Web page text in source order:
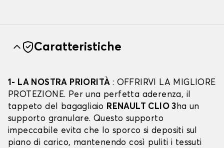
Caratteristiche
1- LA NOSTRA PRIORITÀ : OFFRIRVI LA MIGLIORE
PROTEZIONE. Per una perfetta aderenza, il
tappeto del bagagliaio RENAULT CLIO 3ha un
supporto granulare. Questo supporto
impeccabile evita che lo sporco si depositi sul
piano di carico, mantenendo così puliti i tessuti